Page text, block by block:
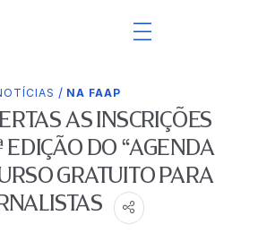
/ NA FAAP
AS INSCRIÇÕES
EDIÇÃO DO “AGENDA
GRATUITO PARA